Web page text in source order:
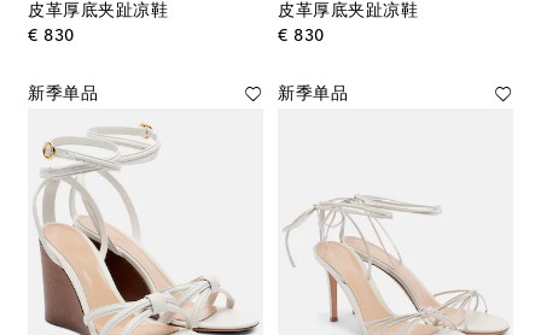
皮革厚底夹趾凉鞋
€ 830original price
皮革厚底夹趾凉鞋
€ 830original price
新季单品 新季单品